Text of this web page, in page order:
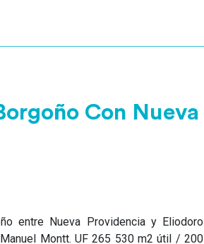
Con Nueva
entre Nueva Providencia y Eliodoro
Montt. UF 265 530 m2 útil / 200